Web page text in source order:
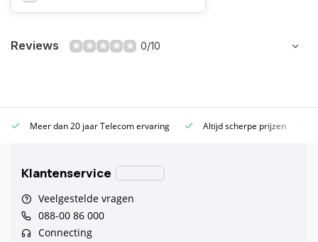
Reviews 0/10
Meer dan 20 jaar Telecom ervaring Altijd scherpe prijzen
Klantenservice
Veelgestelde vragen
088-00 86 000
Connecting